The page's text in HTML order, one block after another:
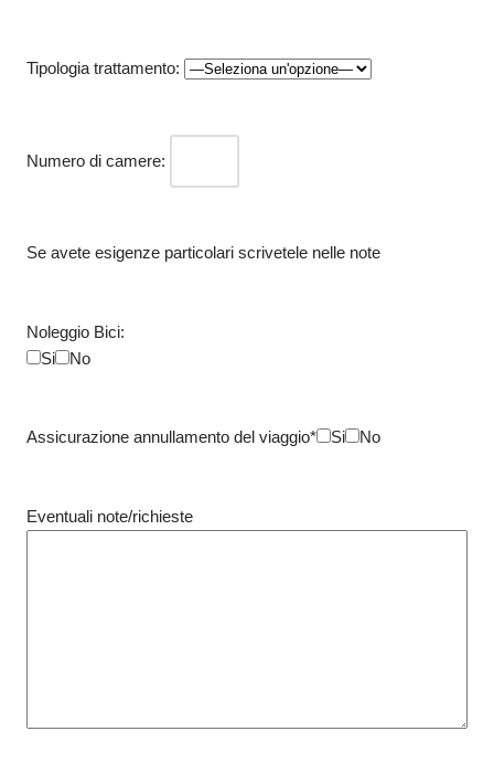
Tipologia trattamento:
Numero di camere:
Se avete esigenze particolari scrivetele nelle note
Noleggio Bici:
Si
No
Assicurazione annullamento del viaggio* Si No
Eventuali note/richieste